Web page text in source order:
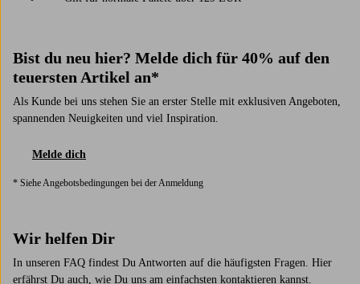
Bist du neu hier? Melde dich für 40% auf den
teuersten Artikel an*
Als Kunde bei uns stehen Sie an erster Stelle mit exklusiven Angeboten,
spannenden Neuigkeiten und viel Inspiration.
Melde dich
* Siehe Angebotsbedingungen bei der Anmeldung
Wir helfen Dir
In unseren FAQ findest Du Antworten auf die häufigsten Fragen. Hier
erfährst Du auch, wie Du uns am einfachsten kontaktieren kannst.